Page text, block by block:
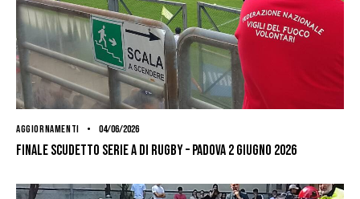
AGGIORNAMENTI 04/06/2026
Finale scudetto serie A di Rugby – Padova 2 giugno 2026